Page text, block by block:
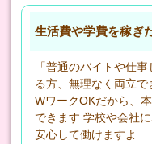
生活費や学費を稼ぎ
「普通のバイトや仕
る方、無理なく両立
WワークOKだから、
できます 学校や会社
安心して働けますよ